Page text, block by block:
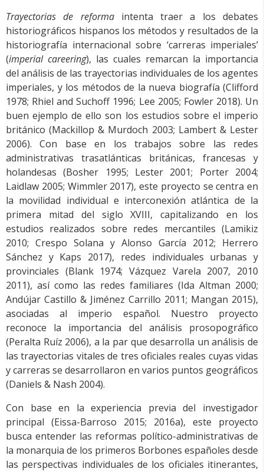
Trayectorias de reformaintenta traer a los debates
historiográficos hispanos los métodos y resultados de la
historiografía internacional sobre ‘carreras imperiales’
(imperial careering), las cuales remarcan la importancia
del análisis de las trayectorias individuales de los agentes
imperiales, y los métodos de la nueva biografía (Clifford
1978; Rhiel and Suchoff 1996; Lee 2005; Fowler 2018). Un
buen ejemplo de ello son los estudios sobre el imperio
británico (Mackillop & Murdoch 2003; Lambert & Lester
2006). Con base en los trabajos sobre las redes
administrativas trasatlánticas británicas, francesas y
holandesas (Bosher 1995; Lester 2001; Porter 2004;
Laidlaw 2005; Wimmler 2017), este proyecto se centra en
la movilidad individual e interconexión atlántica de la
primera mitad del siglo XVIII, capitalizando en los
estudios realizados sobre redes mercantiles (Lamikiz
2010; Crespo Solana y Alonso García 2012; Herrero
Sánchez y Kaps 2017), redes individuales urbanas y
provinciales (Blank 1974; Vázquez Varela 2007, 2010
2011), así como las redes familiares (Ida Altman 2000;
Andújar Castillo & Jiménez Carrillo 2011; Mangan 2015),
asociadas al imperio español. Nuestro proyecto
reconoce la importancia del análisis prosopográfico
(Peralta Ruíz 2006), a la par que desarrolla un análisis de
las trayectorias vitales de tres oficiales reales cuyas vidas
y carreras se desarrollaron en varios puntos geográficos
(Daniels & Nash 2004).
Con base en la experiencia previa del investigador
principal (Eissa-Barroso 2015; 2016a), este proyecto
busca entender las reformas político-administrativas de
la monarquia de los primeros Borbones españoles desde
las perspectivas individuales de los oficiales itinerantes,